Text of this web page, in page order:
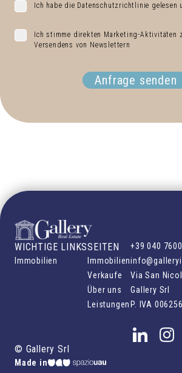
Ich habe die Datenschutzrichtlinie gelesen
Ich stimme direkten Marketing-Aktivitäten
Versendens von Newslettern
Anfrage senden
WICHTIGE LINKS
Immobilien
SEITEN
Immobilien
Verkaufe
Über uns
Leistungen
+39 040
Via San
Gallery Srl
P. IVA
© Gallery Srl
Made in